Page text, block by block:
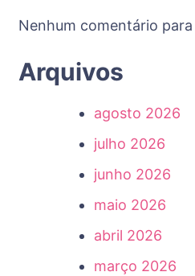
Nenhum comentário
Arquivos
agosto 2026
julho 2026
junho 2026
maio 2026
abril 2026
março 2026